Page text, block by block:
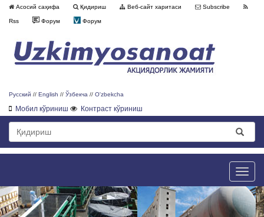
Асосий саҳифа Қидириш Веб-сайт харитаси Subscribe
Rss Форум Форум
Русский // English // Ўзбекча // O'zbekcha
Мобил кўриниш Контраст кўриниш
Toggle